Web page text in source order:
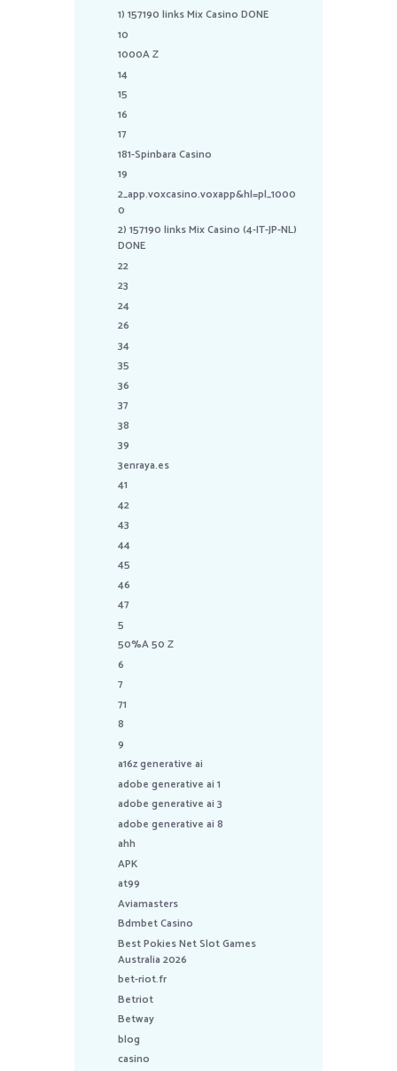
1) 157190 links Mix Casino DONE
10
1000A Z
14
15
16
17
181-Spinbara Casino
19
2_app.voxcasino.voxapp&hl=pl_1000
0
2) 157190 links Mix Casino (4-IT-JP-NL)
DONE
22
23
24
26
34
35
36
37
38
39
3enraya.es
41
42
43
44
45
46
47
5
50%A 50 Z
6
7
71
8
9
a16z generative ai
adobe generative ai 1
adobe generative ai 3
adobe generative ai 8
ahh
APK
at99
Aviamasters
Bdmbet Casino
Best Pokies Net Slot Games
Australia 2026
bet-riot.fr
Betriot
Betway
blog
casino